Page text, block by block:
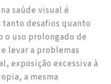
saúde visual é
desafios quanto
uso prolongado de
levar a problemas
exposição excessiva à
a mesma